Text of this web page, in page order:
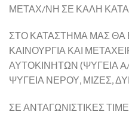
ΜΕΤΑΧ/ΝΗ ΣΕ ΚΑΛΗ
ΣΤΟ ΚΑΤΑΣΤΗΜΑ ΜΑΣ ΘΑ
ΚΑΙΝΟΥΡΓΙΑ ΚΑΙ
ΑΥΤΟΚΙΝΗΤΩΝ (ΨΥΓΕΙΑ
ΨΥΓΕΙΑ ΝΕΡΟΥ, ΜΙΖΕΣ,
ΣΕ ΑΝΤΑΓΩΝΙΣΤΙΚΕΣ